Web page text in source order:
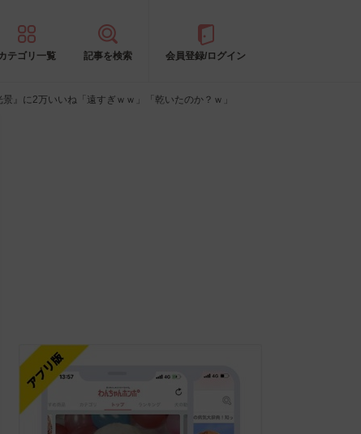
カテゴリ一覧 記事を検索 会員登録/ログイン
』に2万いいね「遠すぎｗｗ」「乾いたのか？ｗ」